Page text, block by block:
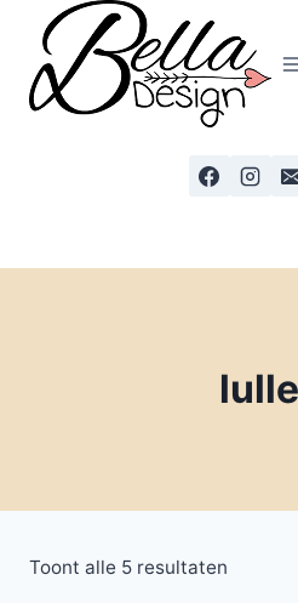
Toont alle 5 resultaten